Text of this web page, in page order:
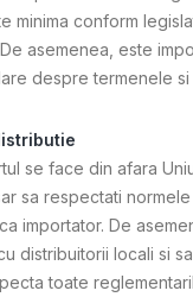
minima conform
asemenea, este
despre termenele
se face din afara
sa respectati
importator. De
distribuitorii locali si
toate